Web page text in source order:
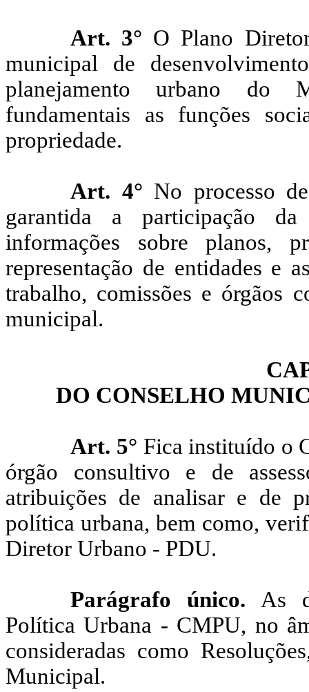
Art. 3° O Plano
municipal de
planejamento urbano do
fundamentais as funções
propriedade.
Art. 4° No processo
garantida a participação
informações sobre planos,
representação de entidades e
trabalho, comissões e órgãos
municipal.
DO CONSELHO
Art. 5° Fica instituído o
órgão consultivo e de
atribuições de analisar e de
política urbana, bem como,
Diretor Urbano - PDU.
Parágrafo único. As
Política Urbana - CMPU, no
consideradas como
Municipal.